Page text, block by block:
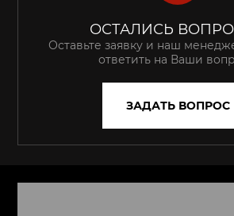
ОСТАЛИСЬ
Оставьте заявку и наш
ответить на Ваши
ЗАДАТЬ ВОПРОС